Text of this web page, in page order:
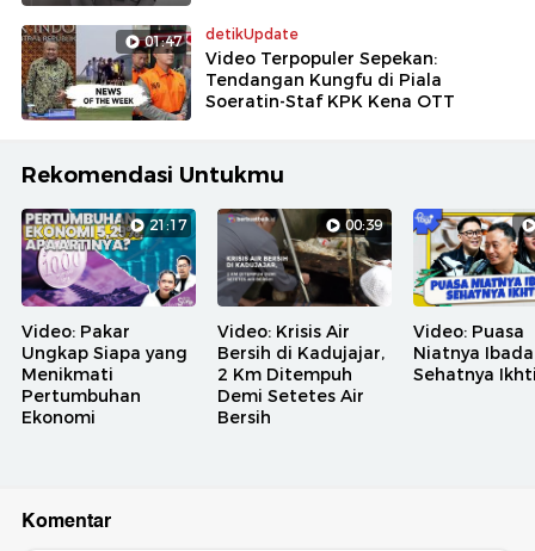
01:47 detikUpdate
Video Terpopuler Sepekan:
Tendangan Kungfu di Piala
Soeratin-Staf KPK Kena OTT
Rekomendasi Untukmu
21:17
Video: Pakar
Ungkap Siapa yang
Menikmati
Pertumbuhan
Ekonomi
00:39
Video: Krisis Air
Bersih di Kadujajar,
2 Km Ditempuh
Demi Setetes Air
Bersih
Video: Puasa
Niatnya
Sehatnya